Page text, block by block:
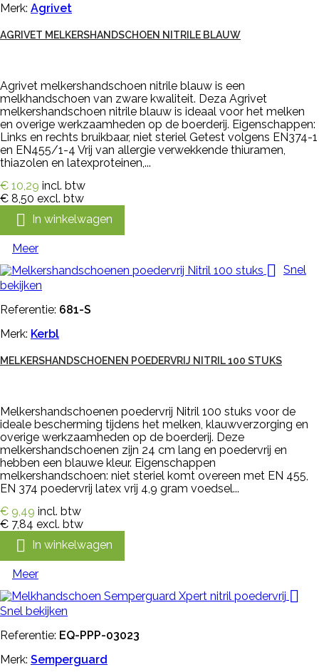
Merk: Agrivet
AGRIVET MELKERSHANDSCHOEN NITRILE BLAUW
Agrivet melkershandschoen nitrile blauw is een
melkhandschoen van zware kwaliteit. Deza Agrivet
melkershandschoen nitrile blauw is ideaal voor het melken
en overige werkzaamheden op de boerderij. Eigenschappen:
Links en rechts bruikbaar, niet steriel Getest volgens EN374-1
en EN455/1-4 Vrij van allergie verwekkende thiuramen,
thiazolen en latexproteinen,...
€ 10,29 incl. btw
€ 8,50 excl. btw
 In winkelwagen
Meer
 Snel
bekijken
Referentie: 681-S
Merk: Kerbl
MELKERSHANDSCHOENEN POEDERVRIJ NITRIL 100 STUKS
Melkershandschoenen poedervrij Nitril 100 stuks voor de
ideale bescherming tijdens het melken, klauwverzorging en
overige werkzaamheden op de boerderij. Deze
melkershandschoenen zijn 24 cm lang en poedervrij en
hebben een blauwe kleur. Eigenschappen
melkershandschoen: niet steriel komt overeen met EN 455,
EN 374 poedervrij latex vrij 4,9 gram voedsel...
€ 9,49 incl. btw
€ 7,84 excl. btw
 In winkelwagen
Meer

Snel bekijken
Referentie: EQ-PPP-03023
Merk: Semperguard